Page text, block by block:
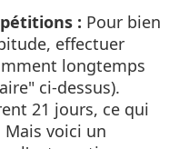
: Pour bien
effectuer
longtemps
ci-dessus).
21 jours, ce qui
voici un